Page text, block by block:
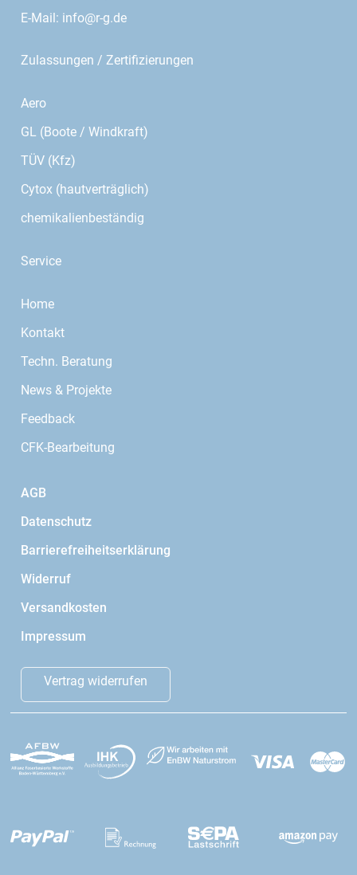
E-Mail: info@r-g.de
Zulassungen / Zertifizierungen
Aero
GL (Boote / Windkraft)
TÜV (Kfz)
Cytox (hautverträglich)
chemikalienbeständig
Service
Home
Kontakt
Techn. Beratung
News & Projekte
Feedback
CFK-Bearbeitung
AGB
Datenschutz
Barrierefreiheitserklärung
Widerruf
Versandkosten
Impressum
Vertrag widerrufen